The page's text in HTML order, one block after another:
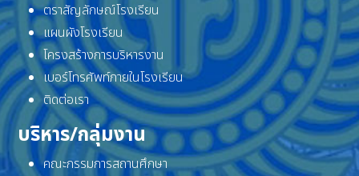
ตราสัญลักษณ์โรงเรียน
แผนผังโรงเรียน
โครงสร้างการบริหารงาน
เบอร์โทรศัพท์ภายในโรงเรียน
ติดต่อเรา
บริหาร/กลุ่มงาน
คณะกรรมการสถานศึกษา